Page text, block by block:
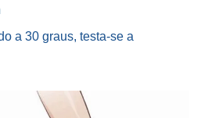
a 30 graus, testa-se a